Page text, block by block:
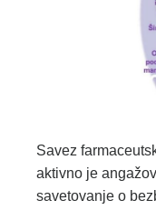
Savez
aktivno je
savetovanje o